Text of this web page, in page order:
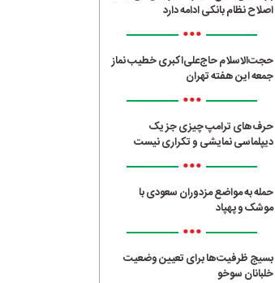
اصلاح نظام بانکی ادامه دارد
•••
حجت‌الاسلام حاج‌علی‌اکبری خطیب نماز
جمعه این هفته تهران
•••
حرف‌های ترامپ چیزی جز یک
دیپلماسی نمایشی و تکراری نیست
•••
حمله به مواضع مزدوران سعودی با
موشک و پهپاد
•••
بسیج ظرفیت‌ها برای تعیین وضعیت
خلبانان سوخو